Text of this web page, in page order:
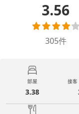
3.56
305件
部屋
3.38
接客